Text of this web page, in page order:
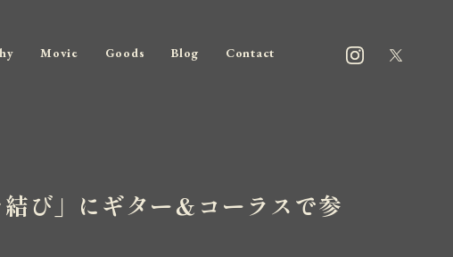
Movie Goods Blog Contact
」にギター＆コーラスで参